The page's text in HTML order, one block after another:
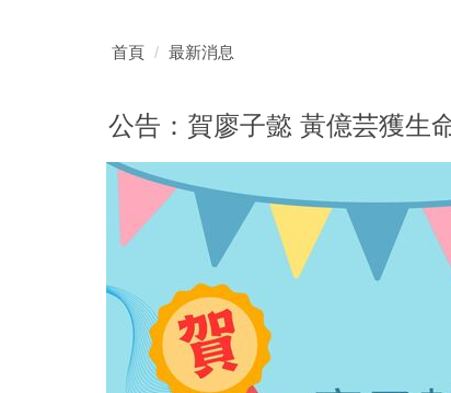
首頁 最新消息
公告：賀廖子懿 黃億芸獲生